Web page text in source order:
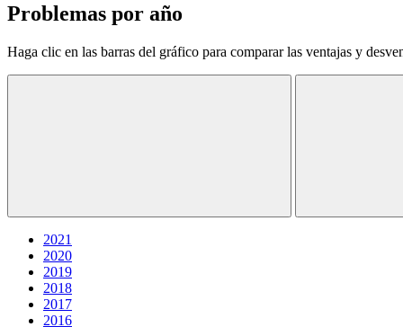
Problemas por año
Haga clic en las barras del gráfico para comparar las ventajas y
2021
2020
2019
2018
2017
2016